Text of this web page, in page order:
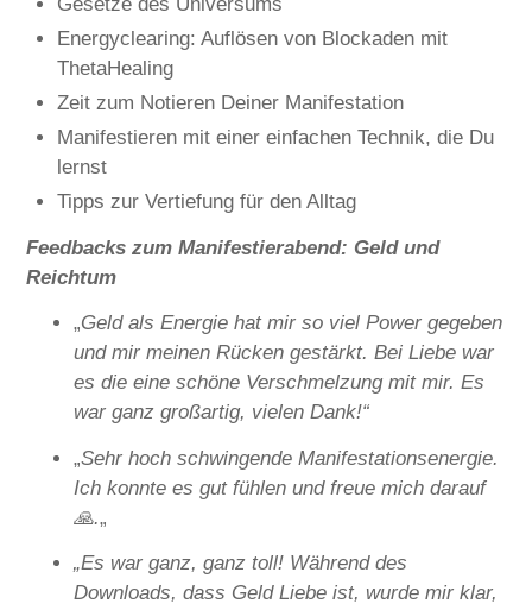
Energyclearing: Auflösen von Blockaden mit
ThetaHealing
Zeit zum Notieren Deiner Manifestation
Manifestieren mit einer einfachen Technik, die Du
lernst
Tipps zur Vertiefung für den Alltag
Feedbacks zum Manifestierabend: Geld und
Reichtum
„Geld als Energie hat mir so viel Power gegeben
und mir meinen Rücken gestärkt. Bei Liebe war
es die eine schöne Verschmelzung mit mir. Es
war ganz großartig, vielen Dank!“
„Sehr hoch schwingende Manifestationsenergie.
Ich konnte es gut fühlen und freue mich darauf
🙏.„
„Es war ganz, ganz toll! Während des
Downloads, dass Geld Liebe ist, wurde mir klar,